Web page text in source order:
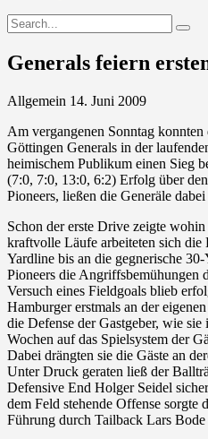
Generals feiern
Allgemein 14. Juni 2009
Am vergangenen Sonntag
Göttingen Generals in der
heimischem Publikum einen Sieg
(7:0, 7:0, 13:0, 6:2) Erfolg über
Pioneers, ließen die Generäle
Schon der erste Drive zeigte
kraftvolle Läufe arbeiteten sich die
Yardline bis an die gegnerische
Pioneers die Angriffsbemühungen
Versuch eines Fieldgoals blieb
Hamburger erstmals an der
die Defense der Gastgeber, wie
Wochen auf das Spielsystem der
Dabei drängten sie die Gäste an
Unter Druck geraten ließ der
Defensive End Holger Seidel
dem Feld stehende Offense sorgte
Führung durch Tailback Lars